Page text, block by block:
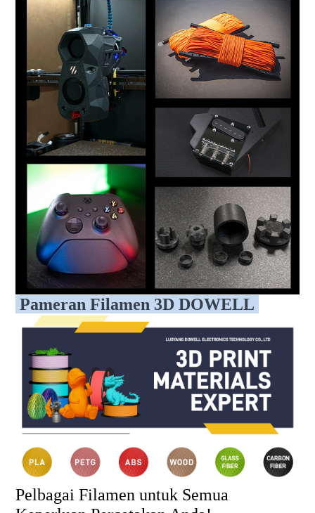
Pameran Filamen 3D DOWELL
Pelbagai Filamen untuk Semua